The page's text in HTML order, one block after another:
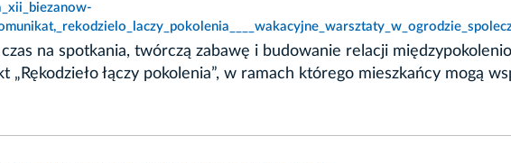
na spotkania, twórczą zabawę i budowanie relacji
„Rękodzieło łączy pokolenia”, w ramach którego mieszkańcy mogą